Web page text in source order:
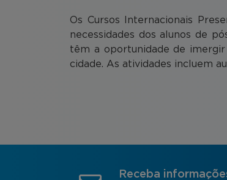
Os Cursos Internacionais
necessidades dos alunos de
têm a oportunidade de
cidade. As atividades incluem
Receba